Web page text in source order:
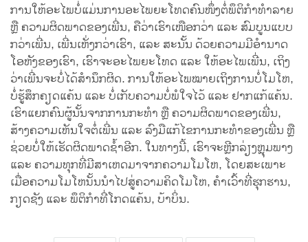
ການໃຫ້ອະໄພບໍ່ແມ່ນການອະໄພຍະໂທດຄົນໜຶ່ງຕໍ່ພຶຕິກຳທຳລາຍ
ຫຼື ຄວາມຜິດພາດຂອງເພີ່ນ, ຄືວ່າເຮົາເໜືອກວ່າ ແລະ ສົມບູນແບບ
ກວ່າເພີ່ນ, ເພີ່ນເຫັ່ງກວ່າເຮົາ, ແລະ ສະນັ້ນ ດ້ວຍຄວາມມີອຳນາດ
ໂອຫັງຂອງເຮົາ, ເຮົາຈະອະໄພຍະໂທດ ແລະ ໃຫ້ອະໄພເພີ່ນ, ເຖິງ
ວ່າເພີ່ນຈະບໍ່ໄດ້ສຳນຶກຜິດ. ການໃຫ້ອະໄພໝາຍເຖິງການບໍ່ໂມໂຫ,
ບໍ່ຮູ້ສຶກຄຽດແຄ້ນ ແລະ ບໍ່ເກັບຄວາມບໍ່ພໍໃຈໄວ້ ແລະ ຢາກແກ້ແຄ້ນ.
ເຮົາແຍກຄົນຜູ້ນັ້ນຈາກການກະທຳ ຫຼື ຄວາມຜິດພາດຂອງເພີ່ນ,
ສ້າງຄວາມເຫັນໃຈຕໍ່ເພີ່ນ ແລະ ລົງມືແກ້ໄຂການກະທຳຂອງເພີ່ນ ຫຼື
ຊ່ວຍບໍ່ໃຫ້ເຮັດຜິດພາດຊ້ຳອີກ. ໃນທາງນີ້, ເຮົາຈະຫຼີກລ່ຽງຫຼຸມພາງ
ແລະ ຄວາມທຸກທີ່ມີສາເຫດມາຈາກຄວາມໂມໂຫ, ໂດຍສະເພາະ
ເມື່ອຄວາມໂມໂຫນັ້ນນຳໄປສູ່ຄວາມຄິດໂມໂຫ, ຄຳເວົ້າທີ່ຮຸກຮານ,
ກຽດຊັງ ແລະ ພຶຕິກຳທີ່ໂກດແຄ້ນ, ບ້າບິ່ນ.